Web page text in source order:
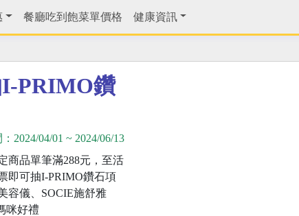
餐廳吃到飽菜單價格 健康資訊
PRIMO鑽
2024/04/01 ~ 2024/06/13
商品單筆滿288元，至活
即可抽I-PRIMO鑽石項
容儀、SOCIE施舒雅
咪好禮